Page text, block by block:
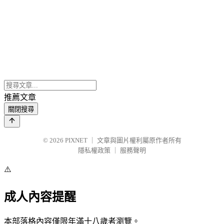
推薦文章
關閉搜尋
© 2026 PIXNET
文章與圖片權利屬原作者所有
隱私權政策
服務聲明
⚠️
成人內容提醒
本部落格內容僅限年滿十八歲者瀏覽。